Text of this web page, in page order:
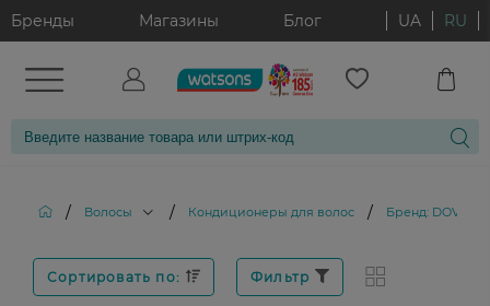
Бренды Магазины Блог UA RU
/ Волосы / Кондиционеры для волос / Бренд: DOVE
Сортировать по: Фильтр